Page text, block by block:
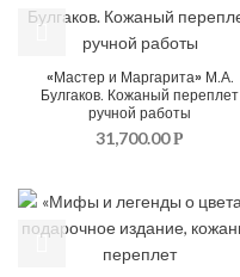
«Мастер и Маргарита» М.А.
Булгаков. Кожаный переплет
ручной работы
31,700.00Р